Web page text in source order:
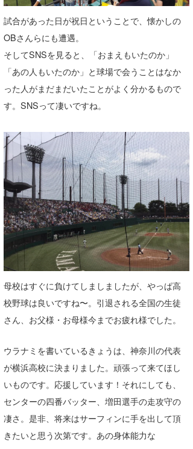
試合があった日が祝日ということで、懐かしの
OBさんらにも遭遇。
そしてSNSを見ると、「おまえもいたのか」
「あの人もいたのか」と球場で会うことはなか
った人がまだまだいたことがよく分かるもので
す。SNSって凄いですね。
母校はすぐに負けてしましましたが、やっぱ高
校野球は良いですね〜。引退される全国の生徒
さん、お父様・お母様今までお疲れ様でした。
ウラナミを書いているきょうは、神奈川の代表
が横浜高校に決まりました。頑張って来てほし
いものです。応援しています！それにしても、
センターの四番バッター、増田選手の走攻守の
凄さ。是非、将来はサーフィンに手を出して頂
きたいと思う次第です。あの身体能力な
mitz
OYZ
S.K
Soulman
waka☆=
YUKI☆
たっちー
ハンマー
まっきー
三輪予報士
小川予報士
上田純子
唐澤予報士
SancheZ
ゴン
米山予報士